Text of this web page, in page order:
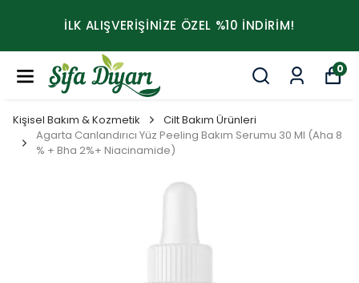
İLK ALIŞVERİŞİNİZE ÖZEL %10 İNDİRİM!
0
Kişisel Bakım & Kozmetik
Cilt Bakım Ürünleri
Agarta Canlandırıcı Yüz Peeling Bakım Serumu 30 Ml (Aha 8
% + Bha 2%+ Niacinamide)